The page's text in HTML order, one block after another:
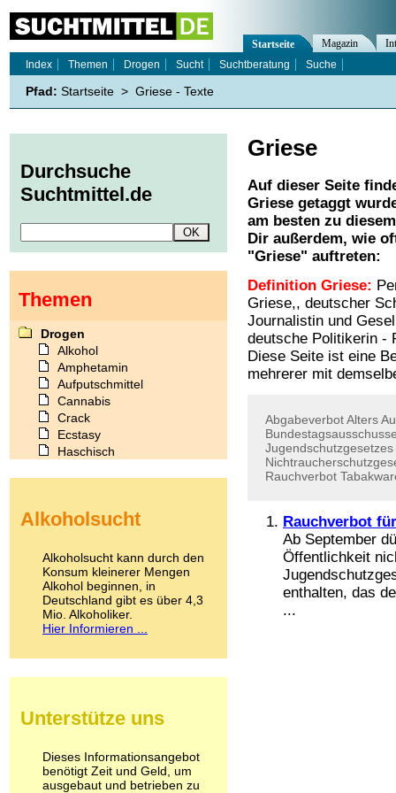
Griese
Auf dieser Seite
Griese getaggt
am besten zu
Dir außerdem, wie
"Griese" auftreten:
Definition Griese:
Griese,, deutscher
Journalistin und
deutsche Politikerin -
Diese Seite ist eine
mehrerer mit
AbgabeverbotAlters
Jugendschutzgesetzes
Rauchverbot
Rauchverbot
Ab September
Öffentlichkeit
enthalten, das
...
Startseite Magazin
Index
Themen Drogen Sucht Suchtberatung Suche
Pfad: Startseite > Griese - Texte
Durchsuche
Suchtmittel.de
Themen
Drogen
Alkohol
Amphetamin
Aufputschmittel
Cannabis
Crack
Ecstasy
Haschisch
Kokain
LSD
Marihuana
Medikamente
Meskalin
Metamphetamin
Methadon
Pilze
Psychopharmaka
Schlafmittel
Schmerzmittel
Alkoholsucht
Alkoholsucht kann durch den
Konsum kleinerer Mengen
Alkohol beginnen, in
Deutschland gibt es über 4,3
Mio. Alkoholiker.
Hier Informieren ...
Unterstütze uns
Dieses Informationsangebot
benötigt Zeit und Geld, um
ausgebaut und betrieben zu